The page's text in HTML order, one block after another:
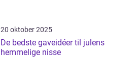
20 oktober 2025
De bedste gaveidéer til julens
hemmelige nisse